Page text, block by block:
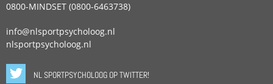
0800-MINDSET (0800-6463738)
info@nlsportpsycholoog.nl
nlsportpsycholoog.nl
NL SPORTPSYCHOLOOG OP TWITTER!